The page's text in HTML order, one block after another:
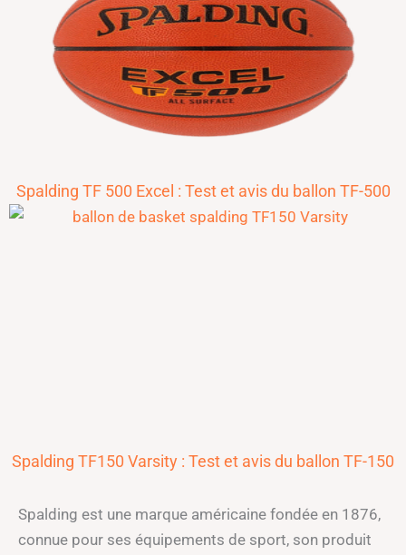
Spalding TF 500 Excel : Test et avis du ballon TF-500
Spalding TF150 Varsity : Test et avis du ballon TF-150
Spalding est une marque américaine fondée en 1876,
connue pour ses équipements de sport, son produit